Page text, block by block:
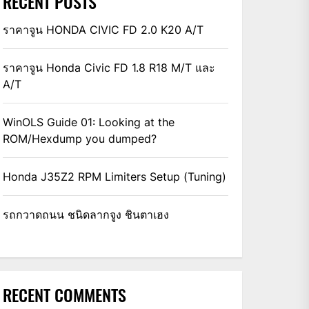
ราคาจูน HONDA CIVIC FD 2.0 K20 A/T
ราคาจูน Honda Civic FD 1.8 R18 M/T และ
A/T
WinOLS Guide 01: Looking at the
ROM/Hexdump you dumped?
Honda J35Z2 RPM Limiters Setup (Tuning)
รถกวาดถนน ชนิดลากจูง ชินตาเฮง
RECENT COMMENTS